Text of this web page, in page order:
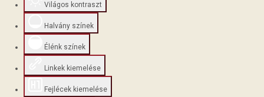
Világos kontraszt
Halvány színek
Élénk színek
Linkek kiemelése
Fejlécek kiemelése